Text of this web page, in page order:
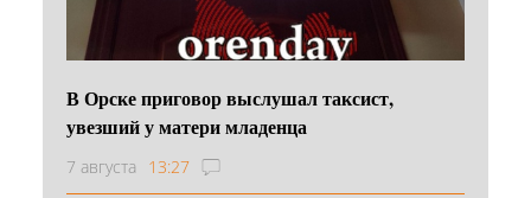
В Орске приговор выслушал таксист,
увезший у матери младенца
7 августа 13:27